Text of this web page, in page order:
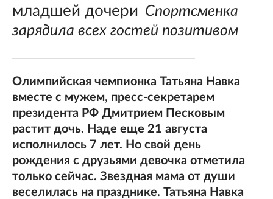
младшей дочери Спортсменка
зарядила всех гостей позитивом
Олимпийская чемпионка Татьяна Навка
вместе с мужем, пресс-секретарем
президента РФ Дмитрием Песковым
растит дочь. Наде еще 21 августа
исполнилось 7 лет. Но свой день
рождения с друзьями девочка отметила
только сейчас. Звездная мама от души
веселилась на празднике. Татьяна Навка